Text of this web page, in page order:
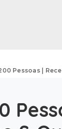
Pessoas |